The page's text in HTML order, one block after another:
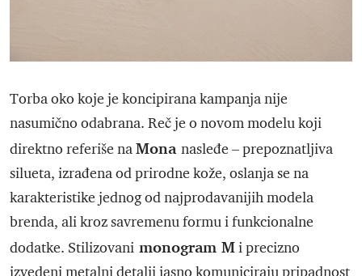
Torba oko koje je koncipirana kampanja nije
nasumično odabrana. Reč je o novom modelu koji
direktno referiše naMona nasleđe – prepoznatljiva
silueta, izrađena od prirodne kože, oslanja se na
karakteristike jednog od najprodavanijih modela
brenda, ali kroz savremenu formu i funkcionalne
dodatke. Stilizovani monogram Mi precizno